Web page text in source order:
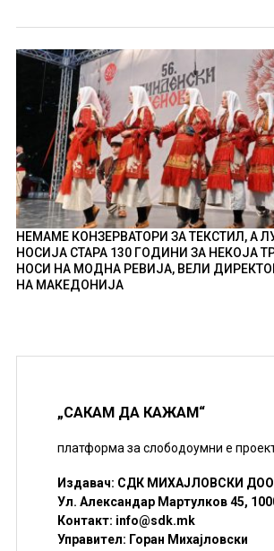
НЕМАМЕ КОНЗЕРВАТОРИ ЗА ТЕКСТИЛ, А
НОСИЈА СТАРА 130 ГОДИНИ ЗА НЕКОЈА
НОСИ НА МОДНА РЕВИЈА, ВЕЛИ
НА МАКЕДОНИЈА
„САКАМ ДА КАЖАМ“
платформа за слободоумни е
Издавач: СДК МИХАЈЛОВСКИ
Ул. Александар Мартулков 45,
Контакт: info@sdk.mk
Управител: Горан Михајловски